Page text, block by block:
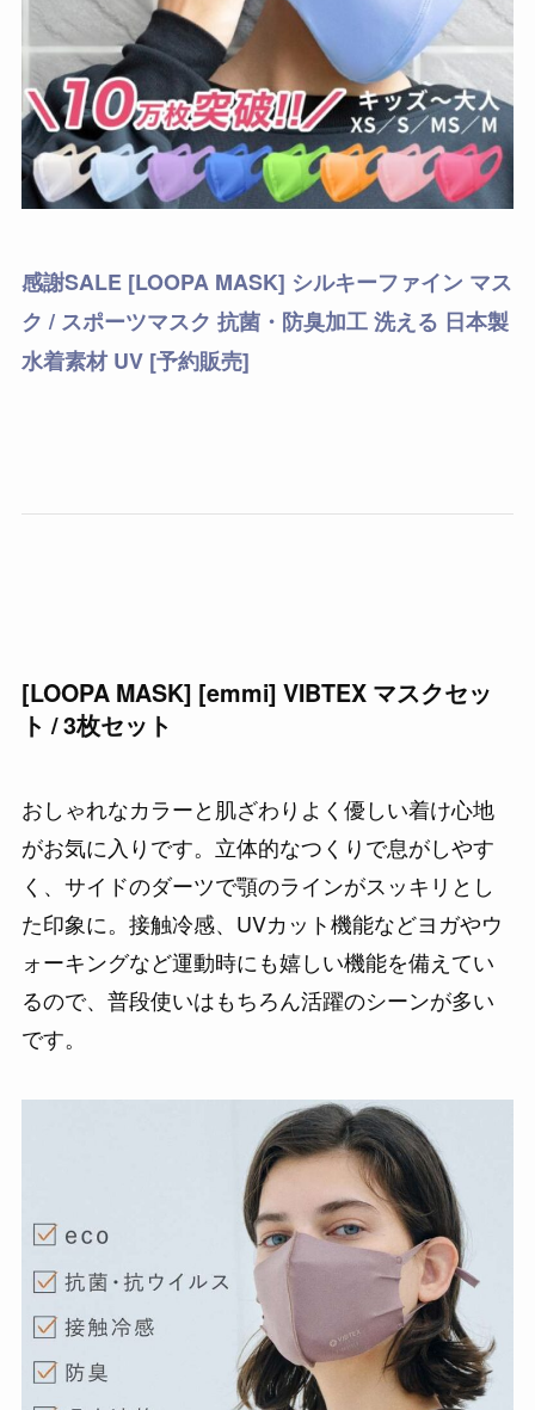
感謝SALE [LOOPA MASK] シルキーファイン マス
ク / スポーツマスク 抗菌・防臭加工 洗える 日本製
水着素材 UV [予約販売]
[LOOPA MASK] [emmi] VIBTEX マスクセッ
ト / 3枚セット
おしゃれなカラーと肌ざわりよく優しい着け心地
がお気に入りです。立体的なつくりで息がしやす
く、サイドのダーツで顎のラインがスッキリとし
た印象に。接触冷感、UVカット機能などヨガやウ
ォーキングなど運動時にも嬉しい機能を備えてい
るので、普段使いはもちろん活躍のシーンが多い
です。